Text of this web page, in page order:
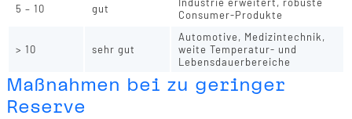
5 – 10 gut
Industrie erweitert, robuste
Consumer-Produkte
> 10 sehr gut
Automotive, Medizintechnik,
weite Temperatur- und
Lebensdauerbereiche
Maßnahmen bei zu geringer
Reserve